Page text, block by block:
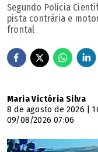
Segundo Polícia
pista contrária e
frontal
Maria Victória Silva
8 de agosto de 2026 |
09/08/2026 07:06